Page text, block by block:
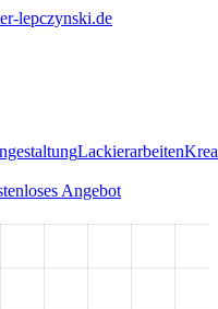
lepczynski.de
Lackierarbeiten
Angebot